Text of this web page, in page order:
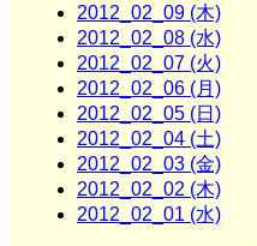
2012_02_09 (木)
2012_02_08 (水)
2012_02_07 (火)
2012_02_06 (月)
2012_02_05 (日)
2012_02_04 (土)
2012_02_03 (金)
2012_02_02 (木)
2012_02_01 (水)